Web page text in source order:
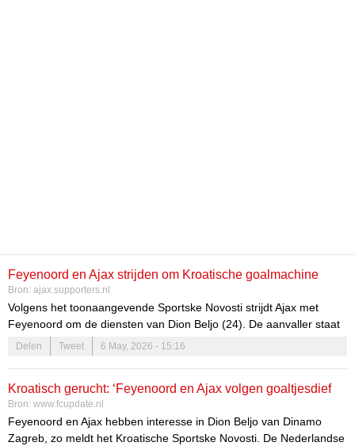
Feyenoord en Ajax strijden om Kroatische goalmachine
Bron: ajax.supporters.nl
Volgens het toonaangevende Sportske Novosti strijdt Ajax met
Feyenoord om de diensten van Dion Beljo (24). De aanvaller staat
dit seizoen nog onder contract bij Dinamo Zagreb, waar hij de
doelpunten aan elkaar rijgt. Zo...
Delen Tweet 6 May, 2026 - 15:16
Kroatisch gerucht: ‘Feyenoord en Ajax volgen goaltjesdief
Dion Beljo’
Bron: www.fcupdate.nl
Feyenoord en Ajax hebben interesse in Dion Beljo van Dinamo
Zagreb, zo meldt het Kroatische Sportske Novosti. De Nederlandse